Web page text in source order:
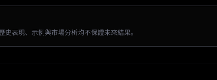
表現、示例與市場分析均不保證未來結果。